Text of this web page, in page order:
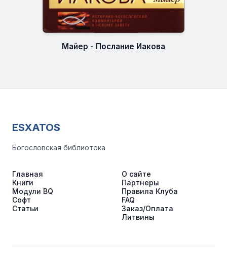
Майер - Послание Иакова
ESXATOS
Богословская библиотека
Главная
Книги
Модули BQ
Софт
Статьи
О сайте
Партнеры
Правила Клуба
FAQ
Заказ/Оплата
Литвины